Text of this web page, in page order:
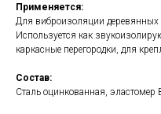
Применяется:
Для виброизоляции деревянных
Используется как
каркасные перегородки, для
Состав:
Сталь оцинкованная, эластомер